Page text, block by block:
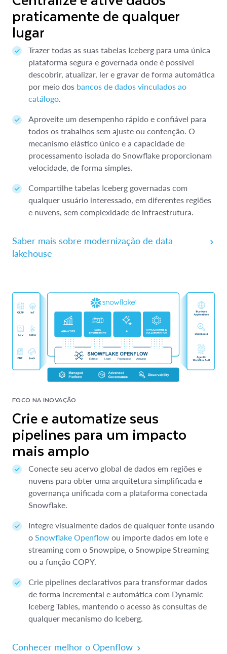
praticamente de qualquer
lugar
Trazer todas as suas tabelas Iceberg para uma única
plataforma segura e governada onde é possível
descobrir, atualizar, ler e gravar de forma automática
por meio dos bancos de dados vinculados ao
catálogo
Aproveite um desempenho rápido e confiável para
todos os trabalhos sem ajuste ou contenção. O
mecanismo elástico único e a capacidade de
processamento isolada do Snowflake proporcionam
velocidade, de forma simples.
Compartilhe tabelas Iceberg governadas com
qualquer usuário interessado, em diferentes regiões
e nuvens, sem complexidade de infraestrutura.
Saber mais sobre modernização de data
lakehouse
FOCO NA INOVAÇÃO
Crie e automatize seus
pipelines para um impacto
mais amplo
Conecte seu acervo global de dados em regiões e
nuvens para obter uma arquitetura simplificada e
governança unificada com a plataforma conectada
Snowflake.
Integre visualmente dados de qualquer fonte usando
o Snowflake Openflow ou importe dados em lote e
streaming com o Snowpipe, o Snowpipe Streaming
ou a função COPY.
Crie pipelines declarativos para transformar dados
de forma incremental e automática com Dynamic
Iceberg Tables, mantendo o acesso às consultas de
qualquer mecanismo do Iceberg.
Conhecer melhor o Openflow